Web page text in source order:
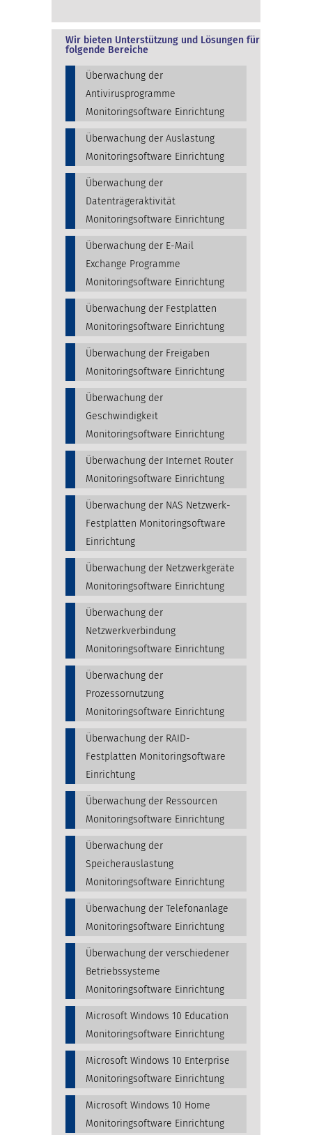
Wir bieten Unterstützung und Lösungen für
folgende Bereiche
Überwachung der
Antivirusprogramme
Monitoringsoftware Einrichtung
Überwachung der Auslastung
Monitoringsoftware Einrichtung
Überwachung der
Datenträgeraktivität
Monitoringsoftware Einrichtung
Überwachung der E-Mail
Exchange Programme
Monitoringsoftware Einrichtung
Überwachung der Festplatten
Monitoringsoftware Einrichtung
Überwachung der Freigaben
Monitoringsoftware Einrichtung
Überwachung der
Geschwindigkeit
Monitoringsoftware Einrichtung
Überwachung der Internet Router
Monitoringsoftware Einrichtung
Überwachung der NAS Netzwerk-
Festplatten Monitoringsoftware
Einrichtung
Überwachung der Netzwerkgeräte
Monitoringsoftware Einrichtung
Überwachung der
Netzwerkverbindung
Monitoringsoftware Einrichtung
Überwachung der
Prozessornutzung
Monitoringsoftware Einrichtung
Überwachung der RAID-
Festplatten Monitoringsoftware
Einrichtung
Überwachung der Ressourcen
Monitoringsoftware Einrichtung
Überwachung der
Speicherauslastung
Monitoringsoftware Einrichtung
Überwachung der Telefonanlage
Monitoringsoftware Einrichtung
Überwachung der verschiedener
Betriebssysteme
Monitoringsoftware Einrichtung
Microsoft Windows 10 Education
Monitoringsoftware Einrichtung
Microsoft Windows 10 Enterprise
Monitoringsoftware Einrichtung
Microsoft Windows 10 Home
Monitoringsoftware Einrichtung